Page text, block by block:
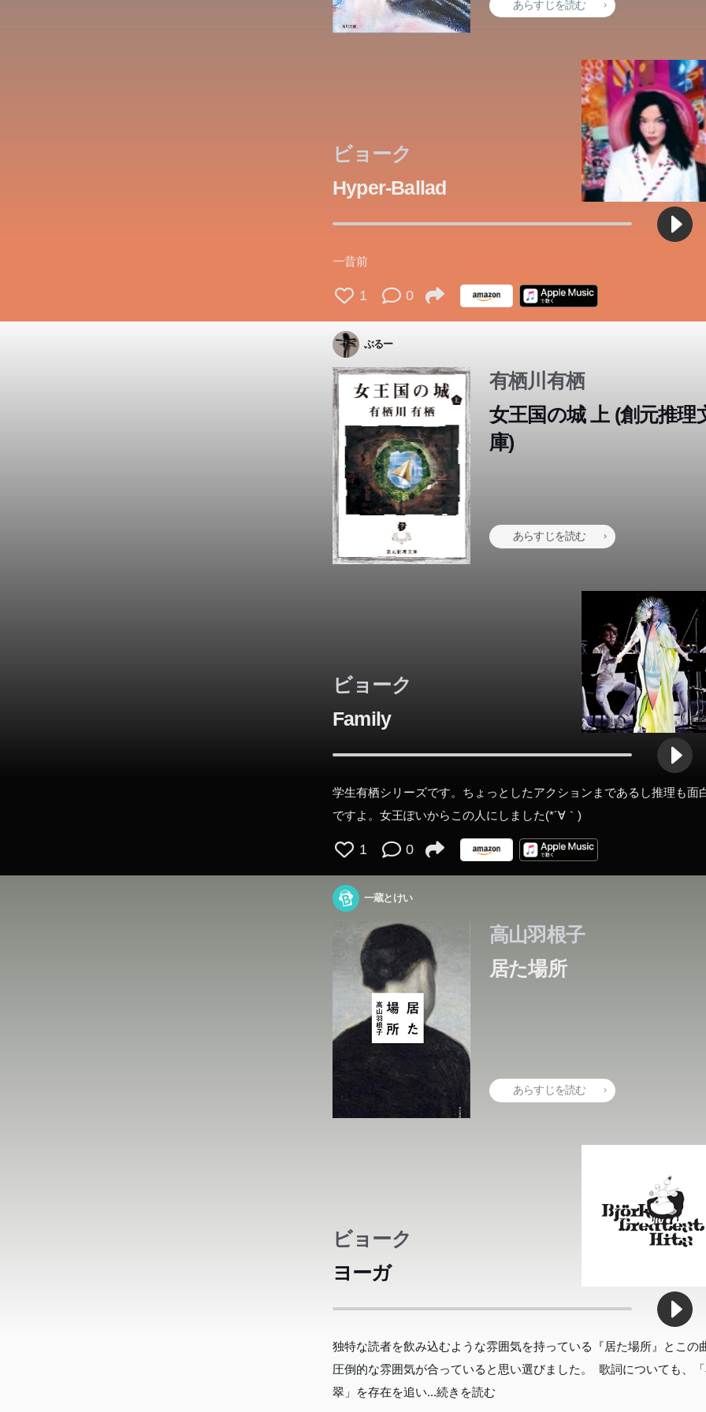
1627年、魔女狩りの嵐が吹き荒れるドイツ・レンスで10歳の少女マリ
で、青年のディッキーは、かつて絶滅したはずの「少女」という生物
見た、ある少女にまつわる物語。
日本・京都。情報庁で働く官僚の御野・連レルは、情報素子のコード
かに恩師であり現在は行方不明の研究者、道終・常イチが残した暗号
た。道終の真意もわからぬまま、御野は「すべてを知る」ため彼女と
をともにする。それは、世界が変わる4日間の始まりだった―
あらすじを読む
ベロニカは全てを手にしていた。若さと美しさ、素敵なボーイフレン
何かが欠けていた。ある朝、ベロニカは死ぬことに決め、睡眠薬を大
飲んだ。だが目覚めると、そこは精神病院の中だった。自殺未遂の後
ニカ。しかし、そんな彼女の中で何かが変わり、人生の秘密が姿を現
としていた―。全世界四五ヵ国、五〇〇万人以上が感動した大ベスト
ー。
ビョーク
Hyper-Ballad
一昔前
1 0
ぶるー
有栖川有栖
女王国の城 上 (創元推理
庫)
あらすじを読む
舞台は、めざましい成長を遂げる宗教団体〈人類協会〉の聖地、神倉
学に姿を見せない部長を案じて、推理小説研究会の後輩アリスは江神
の下宿を訪れる。室内には神倉へ向かったと思しき痕跡。とかく噂の
動中の望月、織田も同調、4人はレンタカーを駆って木曾路をひた走
の、思いがけず殺人事件に直面。外界との接触を阻まれ囚われの身と
た一行は決死の脱出と真相究明を試みるが、その間にも事件は続発
し……。第8回本格ミステリ大賞に輝いた、江神シリーズ第4作。
ビョーク
Family
学生有栖シリーズです。ちょっとしたアクションまであるし推理も面
ですよ。女王ぽいからこの人にしました(*´∀｀)
1 0
一蔵とけい
高山羽根子
居た場所
あらすじを読む
つも通り歌舞伎町から帰った彼を待ち受けていたのは、見知らぬ赤ち
だった！育てることを決意した神威は、IT社長・三國孔明と一緒に、
逃げることは、カリスマホストの本能が許さない。ITで日本の子育て
えるのか！？男たちが日本の育児の変革に挑む、新時代のイクメン小
ビョーク
ヨーガ
独特な読者を飲み込むような雰囲気を持っている『居た場所』とこの
圧倒的な雰囲気が合っていると思い選びました。 歌詞についても、
翠」を存在を追い...続きを読む
この本のあらすじは準備中です。Amazonで読むこともできます。